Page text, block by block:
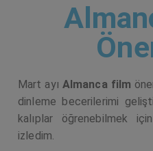
Mart ayı Almanca film
dinleme becerilerimi
kalıplar öğrenebilmek
izledim.